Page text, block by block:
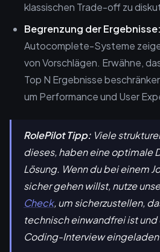
klassischen Trade-off zu
Begrenzung der Ergebnisse:
Autocomplete-Systeme
von Vorschlägen. Erwähne,
Top N Ergebnisse
um Performance und User
RolePilot Tipp: Viele
dieses, haben eine optimale
Lösung. Wenn du bei einem
sicher gehen willst, nutze
Check, um sicherzustellen,
technisch einwandfrei ist und
Coding-Interview